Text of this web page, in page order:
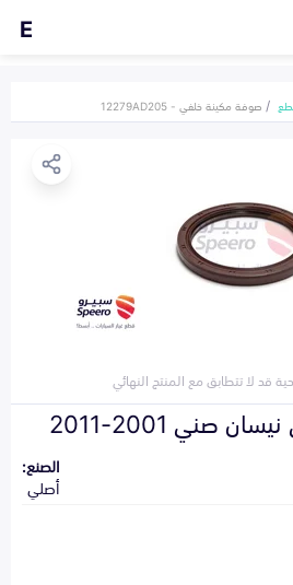
E
صوفة مكينة خلفي - 12279AD205
قد لا تتطابق مع المنتج النهائي
صني 2001-2011
الصنع:
أصلي